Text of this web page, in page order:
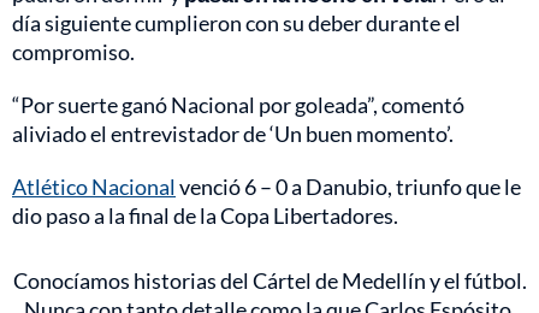
día siguiente cumplieron con su deber durante el
compromiso.
“Por suerte ganó Nacional por goleada”, comentó
aliviado el entrevistador de ‘Un buen momento’.
Atlético Nacionalvenció 6 – 0 a Danubio, triunfo que le
dio paso a la final de la Copa Libertadores.
Conocíamos historias del Cártel de Medellín y el fútbol.